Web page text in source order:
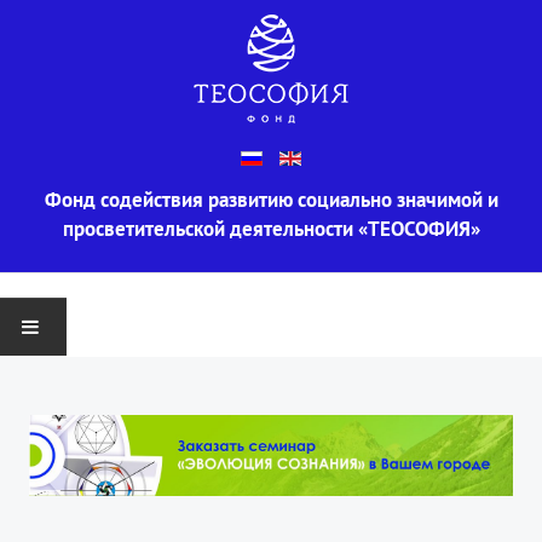
Фонд содействия развитию социально значимой и
просветительской деятельности «ТЕОСОФИЯ»
О ФОНДЕ
Информация